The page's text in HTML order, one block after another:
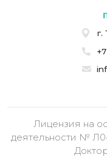
г.
Лицензия на
деятельности №